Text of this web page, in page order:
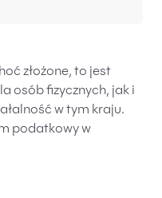
złożone, to jest
osób fizycznych, jak i
w tym kraju.
podatkowy w